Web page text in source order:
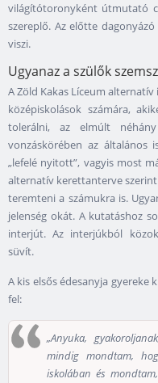
világítótoronyként útmutató
szereplő. Az előtte
viszi.
Ugyanaz a szülők
A Zöld Kakas Líceum
középiskolások számára,
tolerálni, az elmúlt
vonzáskörében az általános
„lefelé nyitott”, vagyis most
alternatív kerettanterve
teremteni a számukra is.
jelenség okát. A kutatáshoz
interjút. Az interjúkból
süvít.
A kis elsős édesanyja gyereke
fel:
„Anyuka,
mindig mondtam,
iskolában és